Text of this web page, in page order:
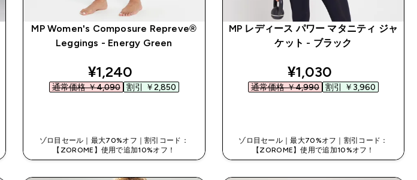
MP Women's Composure Repreve®
Leggings - Energy Green
discounted price
¥1,240‎
通常価格 ￥4,090‎ 割引 ￥2,850‎
ゾロ目セール｜最大70%オフ｜割引コード：
【ZOROME】使用で追加10%オフ！
MP レディース パワー マタニティ ジャ
ケット - ブラック
discounted price
¥1,030‎
通常価格 ￥4,990‎ 割引 ￥3,960‎
ゾロ目セール｜最大70%オフ｜割引コード：
【ZOROME】使用で追加10%オフ！